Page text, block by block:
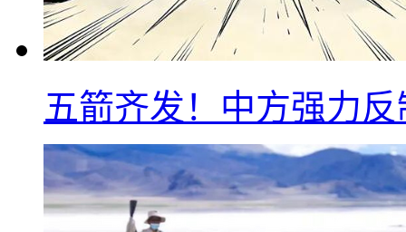
五箭齐发！中方强力